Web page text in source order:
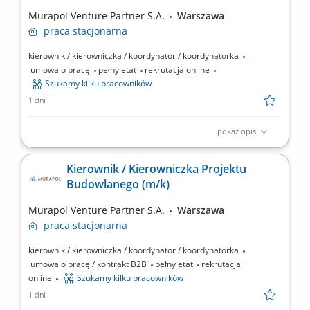
autorski....
Murapol Venture Partner S.A.
Warszawa
praca stacjonarna
kierownik / kierowniczka / koordynator / koordynatorka
umowa o pracę
pełny etat
rekrutacja online
Szukamy kilku pracowników
1 dni
pokaż opis
Zakres obowiązków: Prowadzenie budowy zgodnie z przepisami
dokumentacją projektową. Nadzór nad przestrzeganiem zasad
BHP. Organizacja i realizacja inwestycji zgodnie z
wykonania...
Kierownik / Kierowniczka Projektu
Budowlanego (m/k)
Murapol Venture Partner S.A.
Warszawa
praca stacjonarna
kierownik / kierowniczka / koordynator / koordynatorka
umowa o pracę / kontrakt B2B
pełny etat
rekrutacja
online
Szukamy kilku pracowników
1 dni